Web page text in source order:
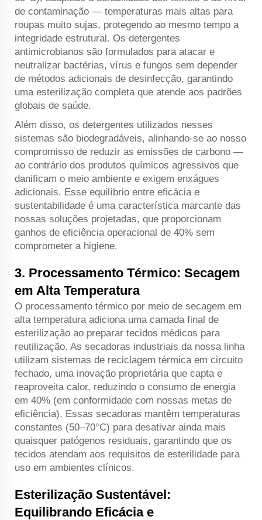
de contaminação — temperaturas mais altas para
roupas muito sujas, protegendo ao mesmo tempo a
integridade estrutural. Os detergentes
antimicrobianos são formulados para atacar e
neutralizar bactérias, vírus e fungos sem depender
de métodos adicionais de desinfecção, garantindo
uma esterilização completa que atende aos padrões
globais de saúde.
Além disso, os detergentes utilizados nesses
sistemas são biodegradáveis, alinhando-se ao nosso
compromisso de reduzir as emissões de carbono —
ao contrário dos produtos químicos agressivos que
danificam o meio ambiente e exigem enxágues
adicionais. Esse equilíbrio entre eficácia e
sustentabilidade é uma característica marcante das
nossas soluções projetadas, que proporcionam
ganhos de eficiência operacional de 40% sem
comprometer a higiene.
3. Processamento Térmico: Secagem
em Alta Temperatura
O processamento térmico por meio de secagem em
alta temperatura adiciona uma camada final de
esterilização ao preparar tecidos médicos para
reutilização. As secadoras industriais da nossa linha
utilizam sistemas de reciclagem térmica em circuito
fechado, uma inovação proprietária que capta e
reaproveita calor, reduzindo o consumo de energia
em 40% (em conformidade com nossas metas de
eficiência). Essas secadoras mantêm temperaturas
constantes (50–70°C) para desativar ainda mais
quaisquer patógenos residuais, garantindo que os
tecidos atendam aos requisitos de esterilidade para
uso em ambientes clínicos.
Esterilização Sustentável:
Equilibrando Eficácia e